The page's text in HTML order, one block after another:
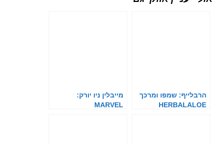
הרבלייף: שמפו ומרכך
HERBALALOE
מייבלין ניו יורק:
MARVEL